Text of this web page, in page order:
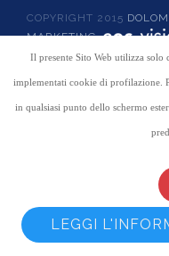
COPYRIGHT 2015
MARKETING
HOME
IMPRESSUM
SU
Il presente Sito Web utilizza
implementati cookie di profilazione.
in qualsiasi punto dello schermo
LEGGI